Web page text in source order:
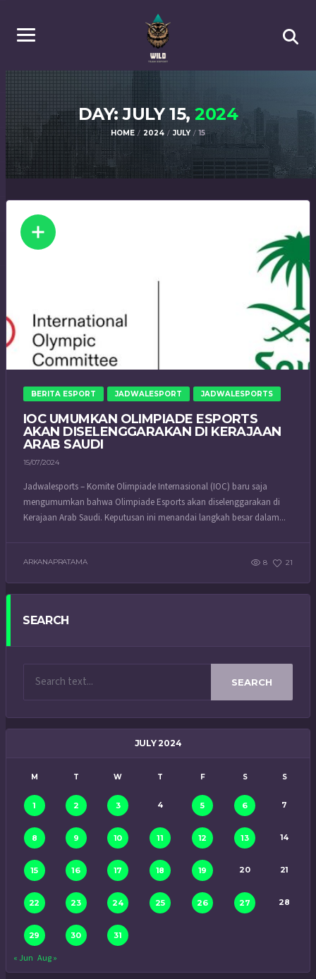
DAY: JULY 15,2024
HOME 2024 JULY 15
BERITA ESPORT JADWALESPORT JADWALESPORTS
IOC UMUMKAN OLIMPIADE ESPORTS
AKAN DISELENGGARAKAN DI KERAJAAN
ARAB SAUDI
15/07/2024
Jadwalesports – Komite Olimpiade Internasional (IOC) baru saja
mengumumkan bahwa Olimpiade Esports akan diselenggarakan di
Kerajaan Arab Saudi. Keputusan ini menandai langkah besar dalam...
ARKANAPRATAMA 8 21
SEARCH
SEARCH
JULY 2024
M T W T F S S
1 2 3 4 5 6 7
8 9 10 11 12 13 14
15 16 17 18 19 20 21
22 23 24 25 26 27 28
29 30 31
« Jun Aug »